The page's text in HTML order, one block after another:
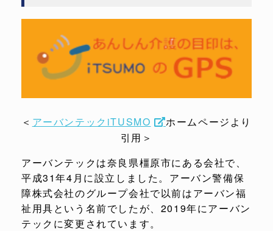
＜ アーバンテックiTUSMO
ホームページより
引用＞
アーバンテックは奈良県橿原市にある会社で、
平成31年4月に設立しました。アーバン警備保
障株式会社のグループ会社で以前はアーバン福
祉用具という名前でしたが、2019年にアーバン
テックに変更されています。